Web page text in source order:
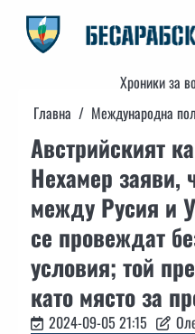
content
Хроники за
Главна
Международна
Австрийският
Нехамер заяви,
между Русия и
се провеждат
условия; той
като място за
2024-09-05 21:15